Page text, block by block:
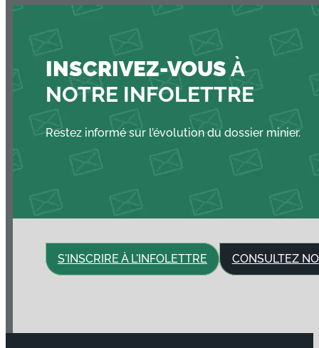
INSCRIVEZ-VOUSÀ
NOTRE INFOLETTRE
Restez informé sur l’évolution du dossier minier.
S'INSCRIRE À L'INFOLETTRE CONSULTEZ